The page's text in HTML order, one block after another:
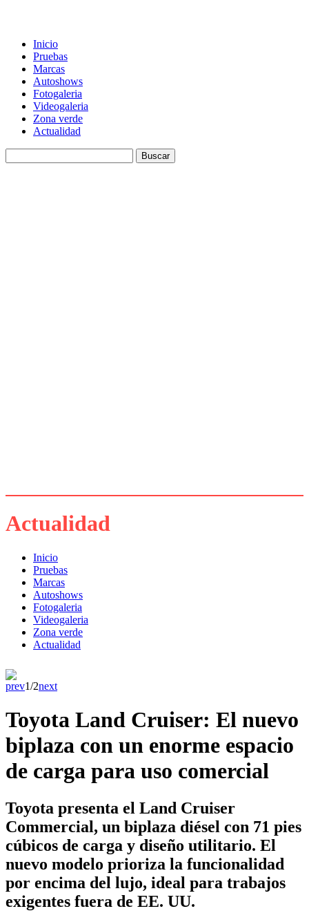
Inicio
Pruebas
Marcas
Autoshows
Fotogaleria
Videogaleria
Zona verde
Actualidad
Actualidad
Inicio
Pruebas
Marcas
Autoshows
Fotogaleria
Videogaleria
Zona verde
Actualidad
prev1/2next
Toyota Land Cruiser: El nuevo
biplaza con un enorme espacio
de carga para uso comercial
Toyota presenta el Land Cruiser
Commercial, un biplaza diésel con 71 pies
cúbicos de carga y diseño utilitario. El
nuevo modelo prioriza la funcionalidad
por encima del lujo, ideal para trabajos
exigentes fuera de EE. UU.